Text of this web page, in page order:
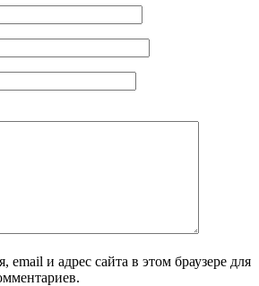
email и адрес сайта в этом браузере для